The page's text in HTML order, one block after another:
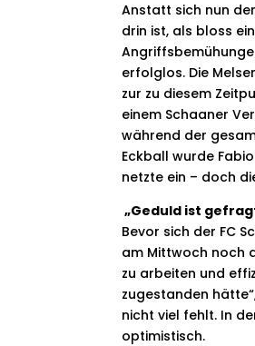
Anstatt sich nun
drin ist, als bloss
erfolglos. Die
zur zu diesem
einem Schaaner
während der
Eckball wurde
netzte ein – doch
„Geduld ist
Bevor sich der FC
am Mittwoch noch
zu arbeiten und
zugestanden
nicht viel fehlt. In
optimistisch.